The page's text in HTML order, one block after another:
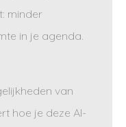
minder
in je agenda.
van
hoe je deze AI-